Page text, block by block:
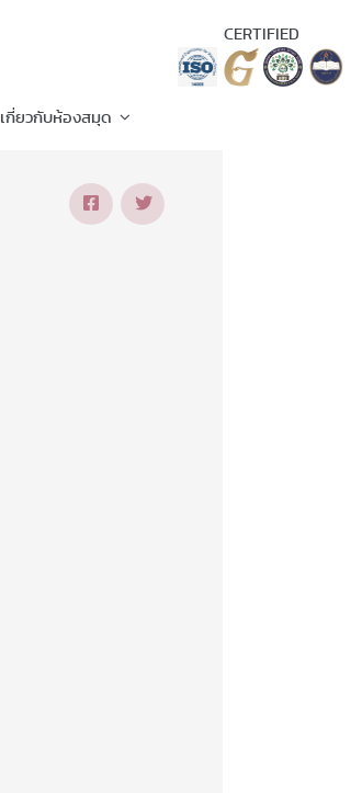
เกี่ยวกับห้องสมุด
CERTIFIED